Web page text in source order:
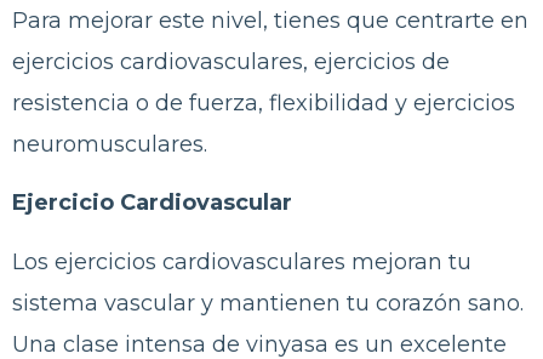
Para mejorar este nivel, tienes que centrarte en
ejercicios cardiovasculares, ejercicios de
resistencia o de fuerza, flexibilidad y ejercicios
neuromusculares.
Ejercicio Cardiovascular
Los ejercicios cardiovasculares mejoran tu
sistema vascular y mantienen tu corazón sano.
Una clase intensa de vinyasa es un excelente